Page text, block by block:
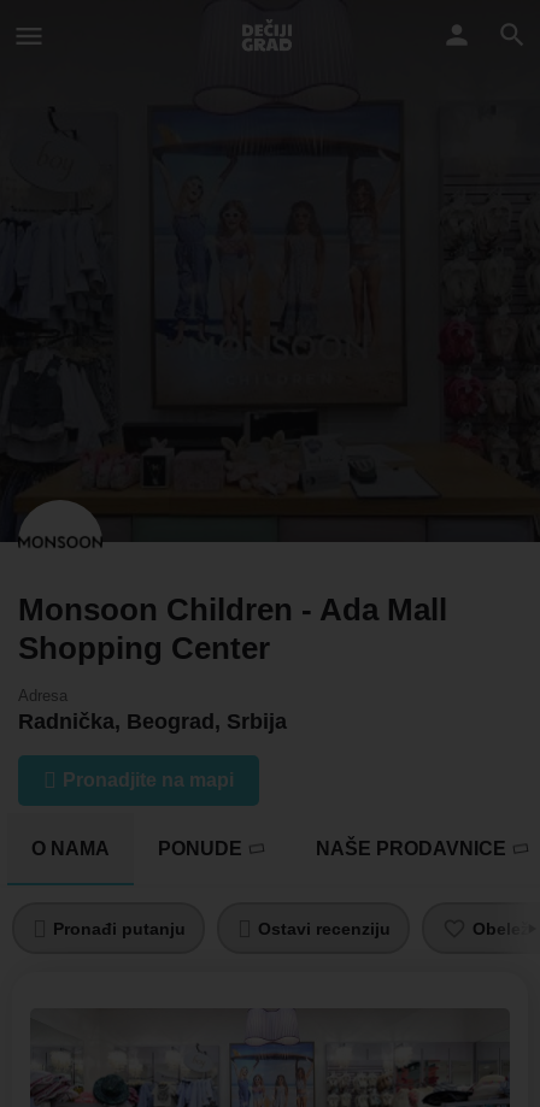
Monsoon Children - Ada Mall
Shopping Center
Adresa
Radnička, Beograd, Srbija
Pronadjite na mapi
O NAMA PONUDE NAŠE PRODAVNICE
Pronađi putanju Ostavi recenziju Obeleži